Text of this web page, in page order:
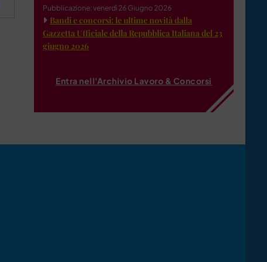
Pubblicazione: venerdì 26 Giugno 2026
Bandi e concorsi: le ultime novità dalla
Gazzetta Ufficiale della Repubblica Italiana del 23
giugno 2026
Entra nell'Archivio Lavoro & Concorsi